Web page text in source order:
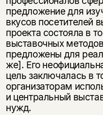
предложение для
вкусов посетителей
проекта состояла в
выставочных
предложены для
же]. Его
цель заключалась в
организаторам
и центральный
нужд.